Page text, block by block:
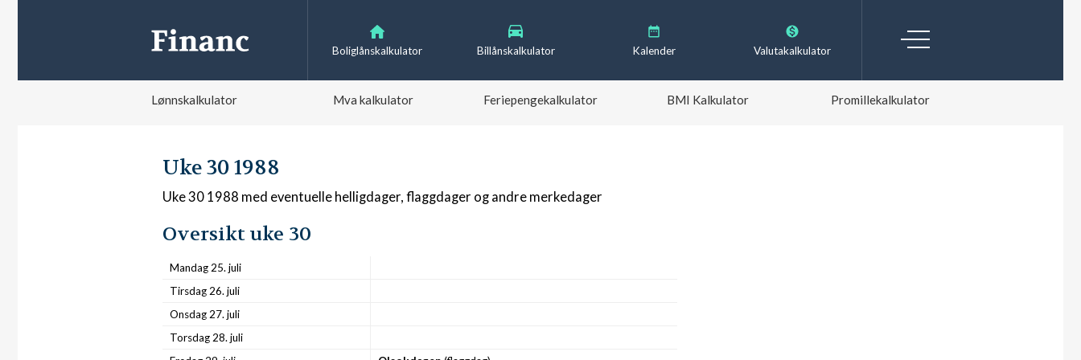
Boliglånskalkulator Billånskalkulator Kalender Valutakalkulator
Lønnskalkulator Mva kalkulator Feriepengekalkulator BMI Kalkulator Promillekalkulator
Uke 30 1988
Uke 30 1988 med eventuelle helligdager, flaggdager og andre merkedager
Oversikt uke 30
Mandag 25. juli
Tirsdag 26. juli
Onsdag 27. juli
Torsdag 28. juli